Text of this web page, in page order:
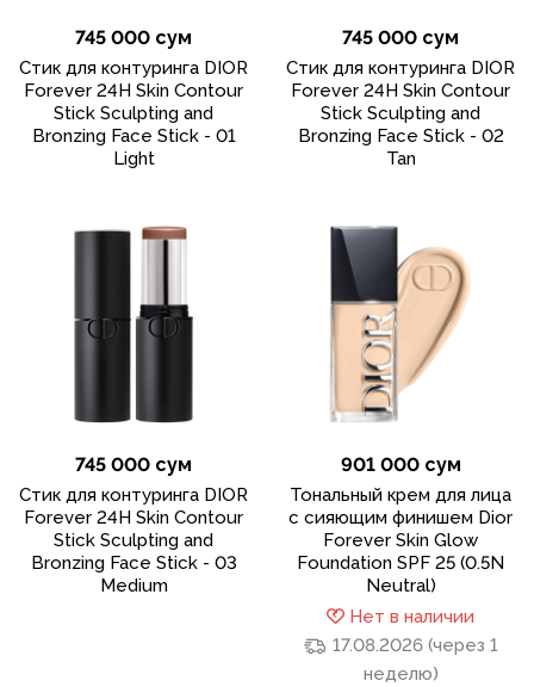
745 000 сум
Стик для контуринга DIOR
Forever 24H Skin Contour
Stick Sculpting and
Bronzing Face Stick - 01
Light
745 000 сум
Стик для контуринга DIOR
Forever 24H Skin Contour
Stick Sculpting and
Bronzing Face Stick - 02
Tan
745 000 сум
Стик для контуринга DIOR
Forever 24H Skin Contour
Stick Sculpting and
Bronzing Face Stick - 03
Medium
901 000 сум
Тональный крем для лица
с сияющим финишем Dior
Forever Skin Glow
Foundation SPF 25 (0.5N
Neutral)
Нет в наличии
17.08.2026 (через 1
неделю)